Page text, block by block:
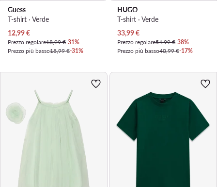
Guess
T-shirt · Verde
Prezzo attuale
12,99€
Prezzo regolare18,99 €-31%
Prezzo più basso18,99 €-31%
HUGO
T-shirt · Verde
Prezzo attuale
33,99€
Prezzo regolare54,99 €-38%
Prezzo più basso40,99 €-17%